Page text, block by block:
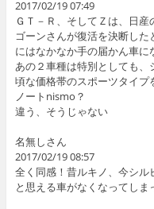
2017/02/19 07:49
ＧＴ－Ｒ、そしてＺは、日産
ゴーンさんが復活を決断し
にはなかなか手の届かん車に
あの２車種は特別としても
頃な価格帯のスポーツタイプ
ノートnismo？
違う、そうじゃない
名無しさん
2017/02/19 08:57
全く同感！昔ルキノ、今シ
と思える車がなくなってしま